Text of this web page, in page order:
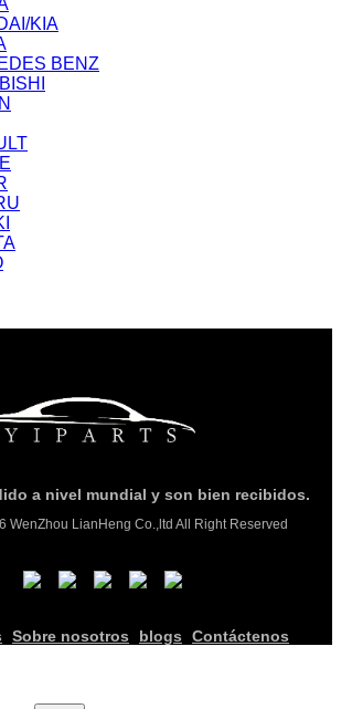
KIA
BENZ
a nivel mundial y son bien recibidos.
WenZhou LianHeng Co.,ltd All Right Reserved
Sobre nosotros blogs Contáctenos